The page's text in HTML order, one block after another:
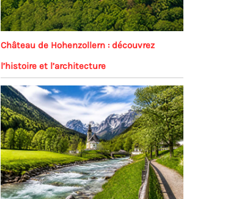
Château de Hohenzollern : découvrez
l’histoire et l’architecture